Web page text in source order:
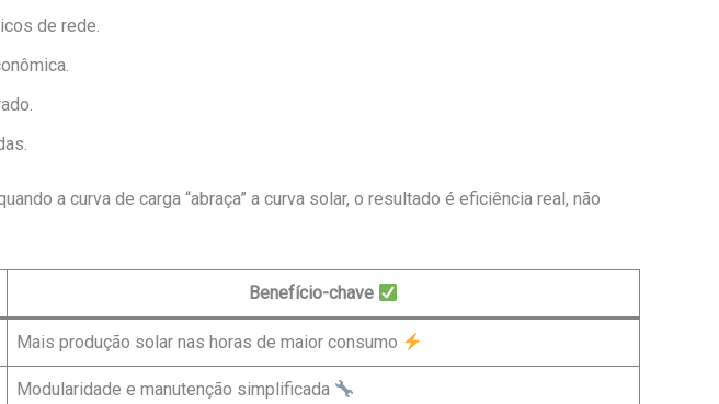
de rede.
a curva de carga “abraça” a curva solar, o resultado é eficiência real, não
Benefício-chave
Mais produção solar nas horas de maior consumo
Modularidade e manutenção simplificada